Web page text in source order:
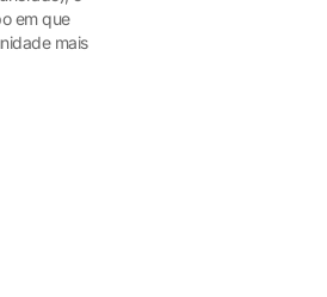
em que
mais